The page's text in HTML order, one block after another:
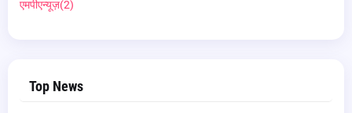
एमपीएन्यूज़(2)
Top News